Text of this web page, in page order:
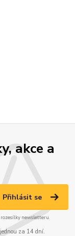
akce a
Přihlásit se
newsletteru.
za 14 dní.